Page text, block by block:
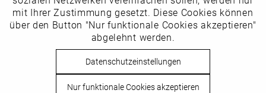
Datenschutzbestimmungenhabe ich zur Kenntnis
vom Newsletter abmelden.
Tracking Inaktiv
Inaktiv
mit Ihrer Zustimmung gesetzt. Diese Cookies können
über den Button "Nur funktionale Cookies akzeptieren"
abgelehnt werden.
Datenschutzeinstellungen
Nur funktionale Cookies akzeptieren